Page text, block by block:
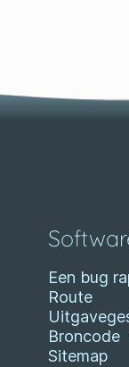
Een bug
Route
Broncode
Sitemap